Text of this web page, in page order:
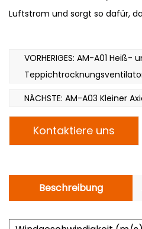
Luftstrom und sorgt so dafür,
Mehrflügelige Zentrifugal-
werden typischerweise aus
robusten Materialien
Das Gehäusedesign
Belüftung, um die erzeugte
Teppichtrockner verfügt über
VORHERIGES: AM-A01 Heiß-
NÄCHSTE: AM-A03 Kleiner
Kontaktiere uns
Beschreibung